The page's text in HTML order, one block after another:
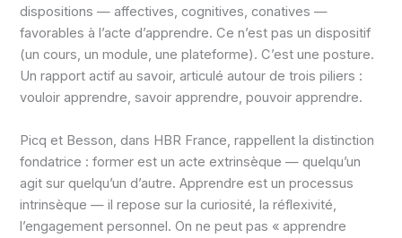
dispositions — affectives, cognitives, conatives —
favorables à l’acte d’apprendre. Ce n’est pas un dispositif
(un cours, un module, une plateforme). C’est une posture.
Un rapport actif au savoir, articulé autour de trois piliers :
vouloir apprendre, savoir apprendre, pouvoir apprendre.
Picq et Besson, dans HBR France, rappellent la distinction
fondatrice : former est un acte extrinsèque — quelqu’un
agit sur quelqu’un d’autre. Apprendre est un processus
intrinsèque — il repose sur la curiosité, la réflexivité,
l’engagement personnel. On ne peut pas « apprendre